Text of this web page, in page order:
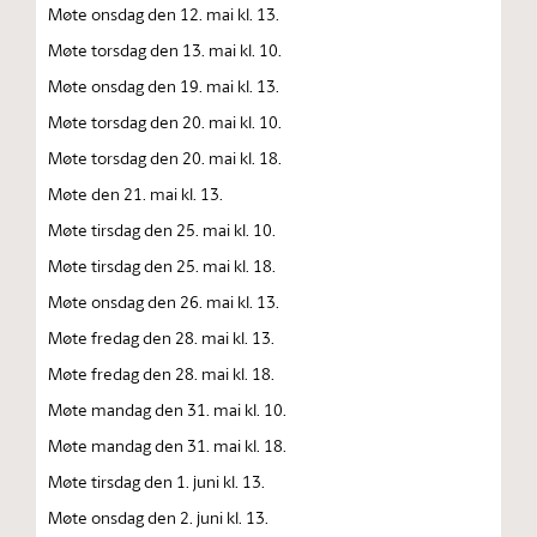
Møte onsdag den 12. mai kl. 13.
Møte torsdag den 13. mai kl. 10.
Møte onsdag den 19. mai kl. 13.
Møte torsdag den 20. mai kl. 10.
Møte torsdag den 20. mai kl. 18.
Møte den 21. mai kl. 13.
Møte tirsdag den 25. mai kl. 10.
Møte tirsdag den 25. mai kl. 18.
Møte onsdag den 26. mai kl. 13.
Møte fredag den 28. mai kl. 13.
Møte fredag den 28. mai kl. 18.
Møte mandag den 31. mai kl. 10.
Møte mandag den 31. mai kl. 18.
Møte tirsdag den 1. juni kl. 13.
Møte onsdag den 2. juni kl. 13.